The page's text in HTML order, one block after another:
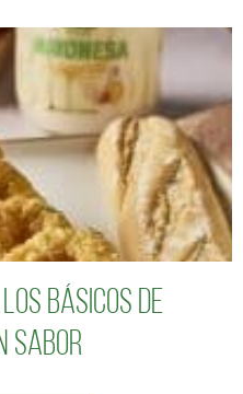
básicos de
sabor